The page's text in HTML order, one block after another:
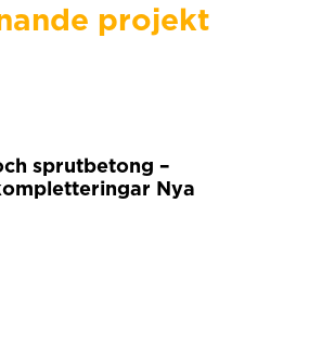
projekt
sprutbetong –
Nya